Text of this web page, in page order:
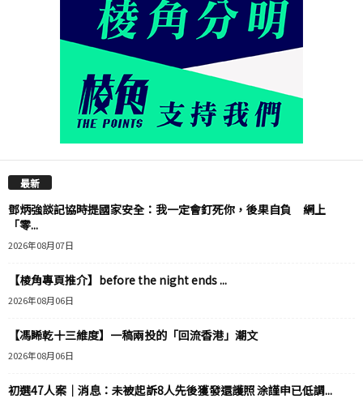
最新
鄧炳強談記協時提國家安全：我一定會釘死你，後果自負 網上
「零...
2026年08月07日
【棱角專頁推介】before the night ends ...
2026年08月06日
【馮睎乾十三維度】一稿兩投的「回流香港」潮文
2026年08月06日
初選47人案｜消息：未被起訴8人先後獲發還護照 涂謹申已低調...